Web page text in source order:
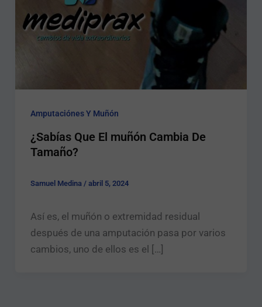
Amputaciónes Y Muñón
¿Sabías Que El muñón Cambia De
Tamaño?
Samuel Medina / abril 5, 2024
Así es, el muñón o extremidad residual
después de una amputación pasa por varios
cambios, uno de ellos es el […]